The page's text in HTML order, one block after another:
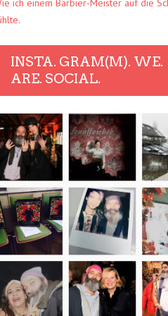
ich einem Barbier-Meister auf die
INSTA. GRAM(M). WE.
ARE. SOCIAL.